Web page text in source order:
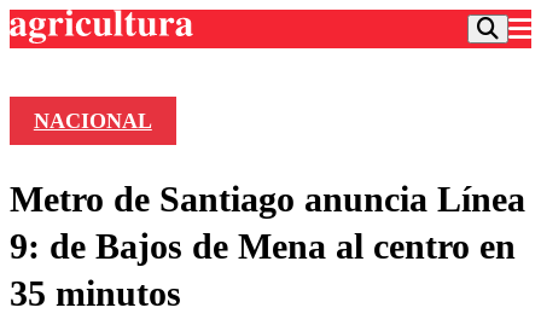
Frecuencias
Agricultura TV
Deportes
Colo Colo
Entretención
NACIONAL
Metro de Santiago anuncia Línea
9: de Bajos de Mena al centro en
35 minutos